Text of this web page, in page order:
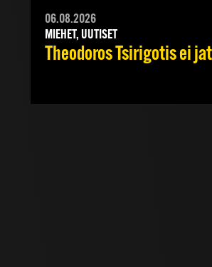
06.08.2026
MIEHET, UUTISET
Theodoros Tsirigotis ei